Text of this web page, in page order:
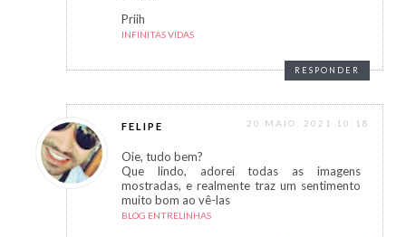
Priih
INFINITAS VIDAS
RESPONDER
FELIPE 20 MAIO, 2021 10:18
Oie, tudo bem?
Que lindo, adorei todas as imagens
mostradas, e realmente traz um sentimento
muito bom ao vê-las
BLOG ENTRELINHAS